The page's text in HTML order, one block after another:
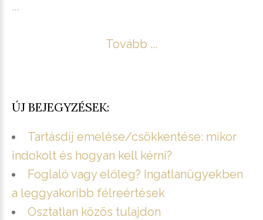
...
Tovább ...
ÚJ BEJEGYZÉSEK:
Tartásdíj emelése/csökkentése: mikor
indokolt és hogyan kell kérni?
Foglaló vagy előleg? Ingatlanügyekben
a leggyakoribb félreértések
Osztatlan közös tulajdon